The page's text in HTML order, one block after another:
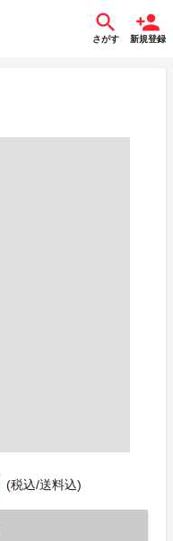
さがす 新規登録
(税込/送料込)